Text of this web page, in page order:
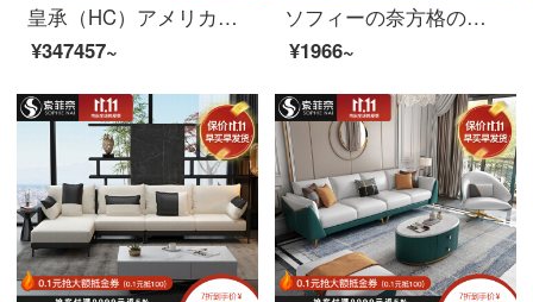
皇承（HC）アメリカンソファ欧式本革両面彫刻実木客間セット家具クラウン622鴻冠ソファセット123
¥347457~
ソフィーの奈方格の腰掛けのファッション的な皮の腰掛けのソファーの腰掛けは靴の腰掛けを交換して、店は靴の腰掛けの低い腰掛けの低い腰掛けの小さい腰掛けの実の木の低い四角の腰掛けの黄色を着ます。
¥1966~